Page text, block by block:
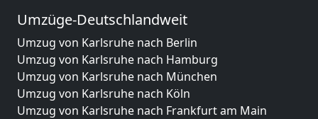
Umzüge-Deutschlandweit
Umzug von Karlsruhe nach Berlin
Umzug von Karlsruhe nach Hamburg
Umzug von Karlsruhe nach München
Umzug von Karlsruhe nach Köln
Umzug von Karlsruhe nach Frankfurt am Main